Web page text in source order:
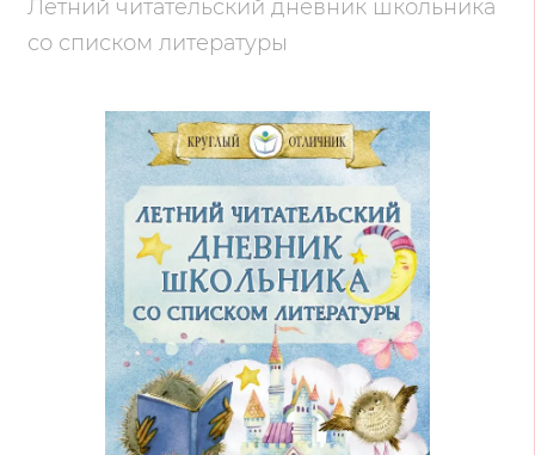
Летний читательский дневник школьника
со списком литературы